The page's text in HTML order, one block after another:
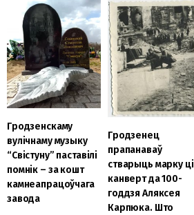
Гродзенскаму
вулічнаму музыку
“Свістуну” паставілі
помнік – за кошт
камнеапрацоўчага
завода
Гродзенец
прапанаваў
стварыць марку ці
канверт да 100-
годдзя Аляксея
Карпюка. Што